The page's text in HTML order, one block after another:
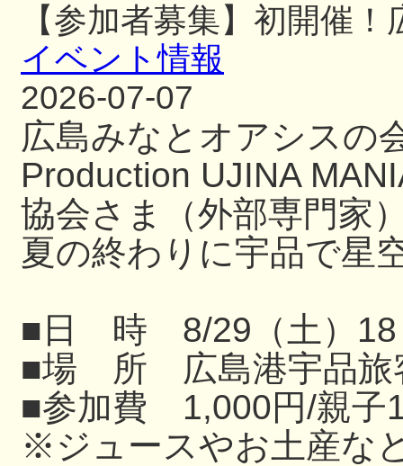
【参加者募集】初開催
イベント情報
2026-07-07
広島みなとオアシスの
Production UJINA
協会さま（外部専門家
夏の終わりに宇品で星
■日 時 8/29（土）18
■場 所 広島港宇品旅
■参加費 1,000円/親子
※ジュースやお土産な